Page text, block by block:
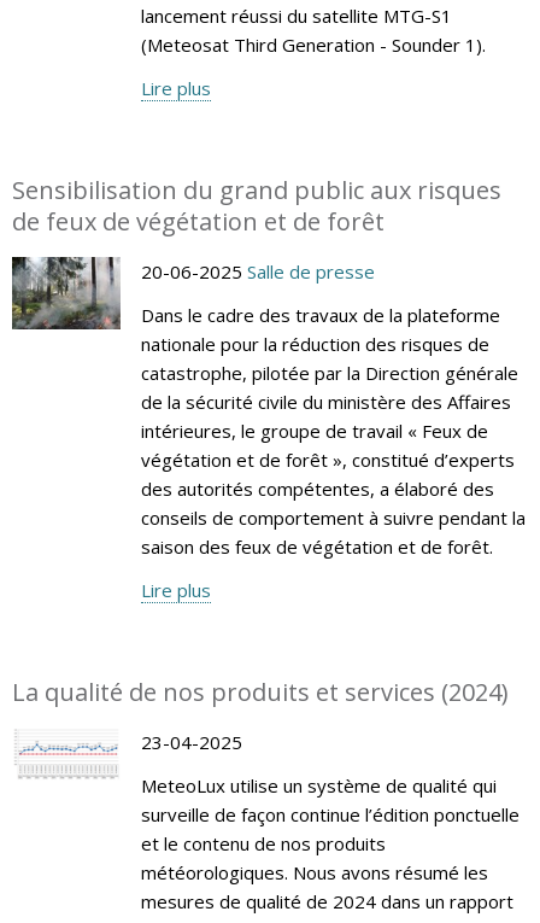
lancement réussi du satellite MTG-S1
(Meteosat Third Generation - Sounder 1).
Lire plus
Sensibilisation du grand public aux risques
de feux de végétation et de forêt
20-06-2025 Salle de presse
Dans le cadre des travaux de la plateforme
nationale pour la réduction des risques de
catastrophe, pilotée par la Direction générale
de la sécurité civile du ministère des Affaires
intérieures, le groupe de travail « Feux de
végétation et de forêt », constitué d’experts
des autorités compétentes, a élaboré des
conseils de comportement à suivre pendant la
saison des feux de végétation et de forêt.
Lire plus
La qualité de nos produits et services (2024)
23-04-2025
MeteoLux utilise un système de qualité qui
surveille de façon continue l’édition ponctuelle
et le contenu de nos produits
météorologiques. Nous avons résumé les
mesures de qualité de 2024 dans un rapport